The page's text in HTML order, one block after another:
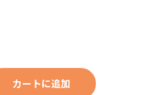
カートに追加